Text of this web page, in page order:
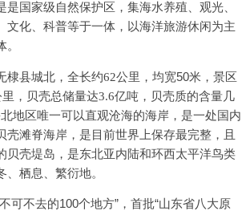
是国家级自然保护区，集海水养殖、观光、
文化、科普等于一体，以海洋旅游休闲为主
棣县城北，全长约62公里，均宽50米， 景区
， 贝壳总储量达3.6亿吨，贝壳质的含量几
北地区唯一可以直观沧海的海岸，是一处国内
壳滩脊海岸，是目前世界上保存最完整，且
贝壳堤岛，是东北亚内陆和环西太平洋鸟类
栖息、繁衍地。
可不去的100个地方” ， 首批“山东省八大原